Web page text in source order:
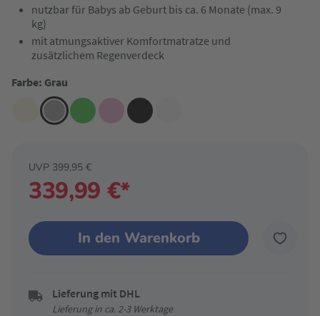
nutzbar für Babys ab Geburt bis ca. 6 Monate (max. 9
kg)
mit atmungsaktiver Komfortmatratze und
zusätzlichem Regenverdeck
Farbe: Grau
339,99 €*
UVP 399,95 €
In den Warenkorb
Lieferung mit DHL
Lieferung in ca. 2-3 Werktage